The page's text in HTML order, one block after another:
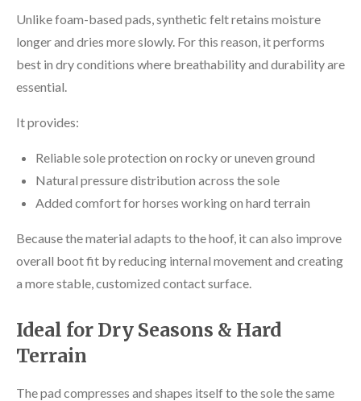
Unlike foam-based pads, synthetic felt retains moisture
longer and dries more slowly. For this reason, it performs
best in dry conditions where breathability and durability are
essential.
It provides:
Reliable sole protection on rocky or uneven ground
Natural pressure distribution across the sole
Added comfort for horses working on hard terrain
Because the material adapts to the hoof, it can also improve
overall boot fit by reducing internal movement and creating
a more stable, customized contact surface.
Ideal for Dry Seasons & Hard
Terrain
The pad compresses and shapes itself to the sole the same